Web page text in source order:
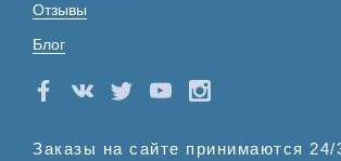
Отзывы
Блог
Заказы на сайте принимаются 24/